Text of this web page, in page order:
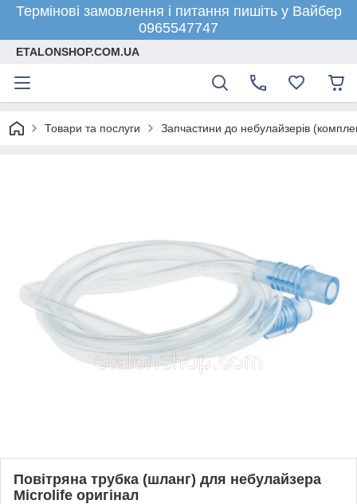
Термінові замовлення і питання пишіть у Вайбер
0965547747
ETALONSHOP.COM.UA
Товари та послуги Запчастини до небулайзерів
Повітряна трубка (шланг) для небулайзера
Microlife оригінал